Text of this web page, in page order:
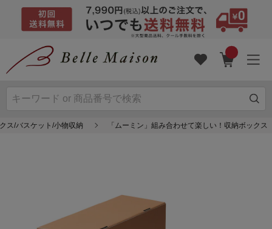
ス/バスケット/小物収納 「ムーミン」組み合わせて楽しい！収納ボックス